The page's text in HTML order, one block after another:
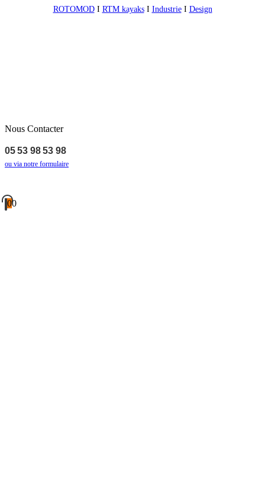
ROTOMODI RTM kayaksI IndustrieI Design
Nous Contacter
05 53 98 53 98
ou via notre formulaire
00